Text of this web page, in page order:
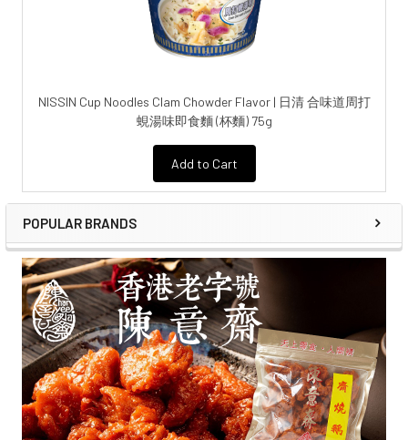
NISSIN Cup Noodles Clam Chowder Flavor | 日清 合味道周打
蜆湯味即食麵 (杯麵) 75g
Add to Cart
POPULAR BRANDS